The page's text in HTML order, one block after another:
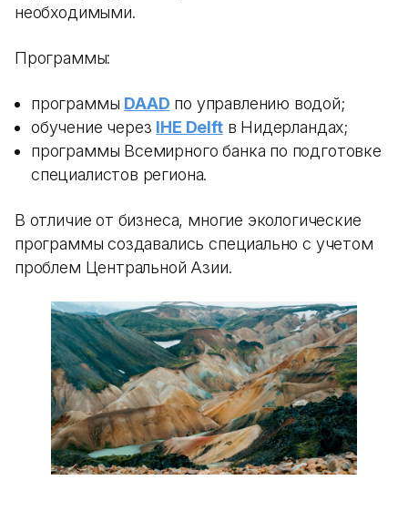
необходимыми.
Программы:
программы DAAD по управлению водой;
обучение через IHE Delftв Нидерландах;
программы Всемирного банка по подготовке
специалистов региона.
В отличие от бизнеса, многие экологические
программы создавались специально с учетом
проблем Центральной Азии.